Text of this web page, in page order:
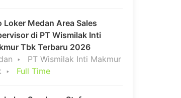
Loker Medan Area Sales
di PT Wismilak Inti
Tbk Terbaru 2026
PT Wismilak Inti Makmur
Full Time